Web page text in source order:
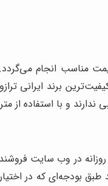
مناسب انجام می‌گردد.
برند ایرانی
و با استفاده از
در وب سایت
بودجه‌ای که در اختیار